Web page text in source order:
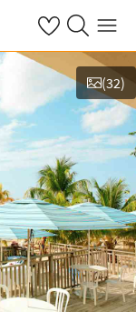
Se dine gemte
Søg påMenu
(32)